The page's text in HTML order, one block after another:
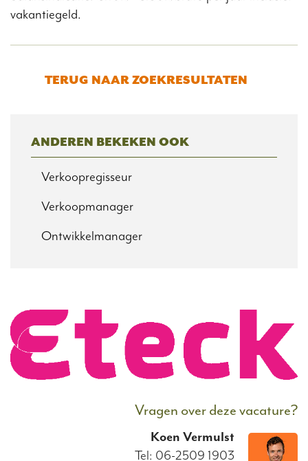
vakantiegeld.
TERUG NAAR ZOEKRESULTATEN
ANDEREN BEKEKEN OOK
Verkoopregisseur
Verkoopmanager
Ontwikkelmanager
Vragen over deze vacature?
Koen Vermulst
Tel: 06-2509 1903